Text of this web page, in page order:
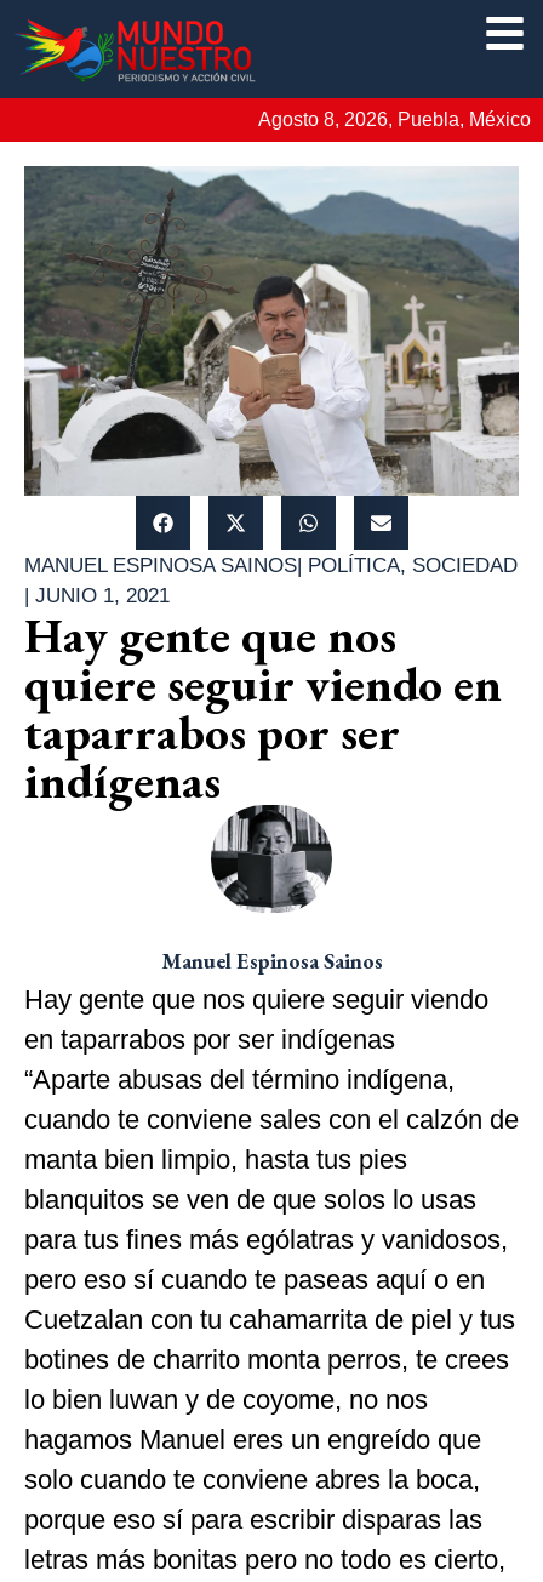
Agosto 8, 2026, Puebla, México
MANUEL ESPINOSA SAINOS| POLÍTICA, SOCIEDAD
| JUNIO 1, 2021
Hay gente que nos
quiere seguir viendo en
taparrabos por ser
indígenas
Manuel Espinosa Sainos
Hay gente que nos quiere seguir viendo
en taparrabos por ser indígenas
“Aparte abusas del término indígena,
cuando te conviene sales con el calzón de
manta bien limpio, hasta tus pies
blanquitos se ven de que solos lo usas
para tus fines más ególatras y vanidosos,
pero eso sí cuando te paseas aquí o en
Cuetzalan con tu cahamarrita de piel y tus
botines de charrito monta perros, te crees
lo bien luwan y de coyome, no nos
hagamos Manuel eres un engreído que
solo cuando te conviene abres la boca,
porque eso sí para escribir disparas las
letras más bonitas pero no todo es cierto,